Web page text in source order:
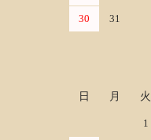
30 31
日 月 火
1